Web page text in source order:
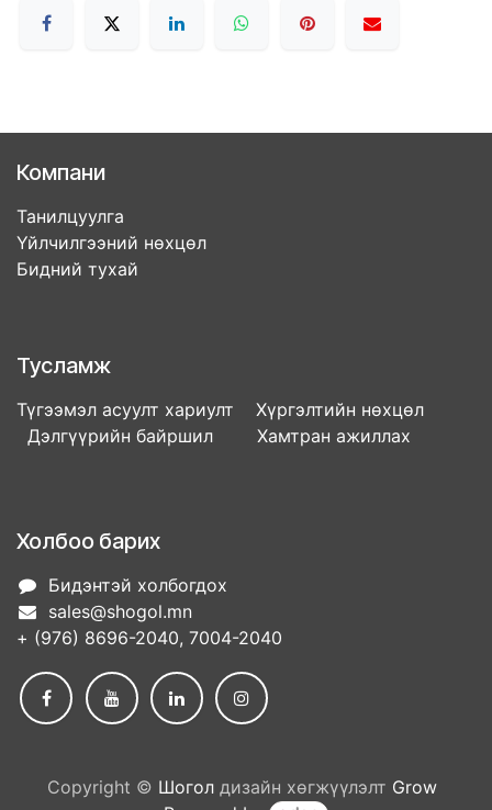
Компани
Танилцуулга
Үйлчилгээний нөхцөл
Бидний тухай
Тусламж
Түгээмэл асуулт хариулт Хүргэлтийн нөхцөл
Дэлгүүрийн байршил Хамтран ажиллах
Холбоо барих
Бидэнтэй холбогдох
sales@shogol.mn
+ (976) 8696-2040, 7004-2040
Copyright © Шоголдизайн хөгжүүлэлт Grow